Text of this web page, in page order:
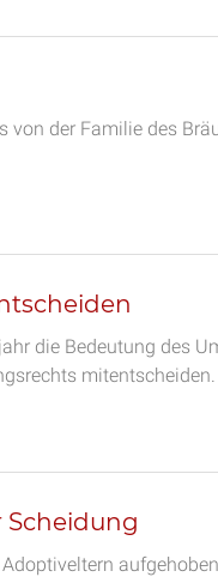
von der Familie des
die Bedeutung des
mitentscheiden.